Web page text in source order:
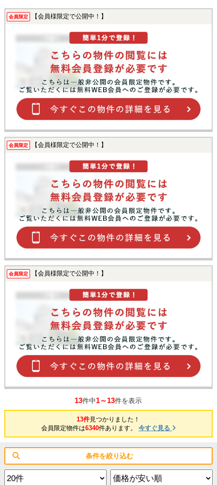
会員限定 【会員様限定で公開中！】
会員限定 【会員様限定で公開中！】
会員限定 【会員様限定で公開中！】
13件中1～13件を表示
13件見つかりました！
会員限定物件は6340件あります。 今すぐ見る
条件を絞り込む